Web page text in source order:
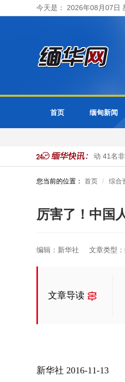
今天是： 2026年08月07日
首页 缅甸新闻
其力市警方开展清网行动 41名非法入
您当前的位置： 首页 综合
厉害了！中国
编辑：新华社 文章类型
文章导读
新华社 2016-11-13